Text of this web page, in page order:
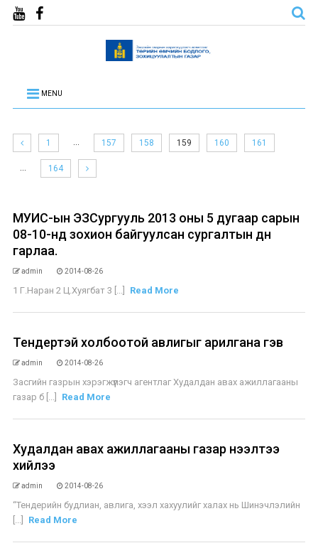
MENU
1 … 157 158 159 160 161
… 164
МУИС-ын ЭЗСургууль 2013 оны 5 дугаар сарын
08-10-нд зохион байгуулсан сургалтын дүн
гарлаа.
admin 2014-08-26
1 Г.Наран 2 Ц.Хуягбат 3 [...] Read More
Тендертэй холбоотой авлигыг арилгана гэв
admin 2014-08-26
Засгийн газрын хэрэгжүүлэгч агентлаг Худалдан авах ажиллагааны
газар б [...]
Read More
Худалдан авах ажиллагааны газар нээлтээ
хийлээ
admin 2014-08-26
“Тендерийн будлиан, авлига, хээл хахуулийг халах нь Шинэчлэлийн
[...]
Read More